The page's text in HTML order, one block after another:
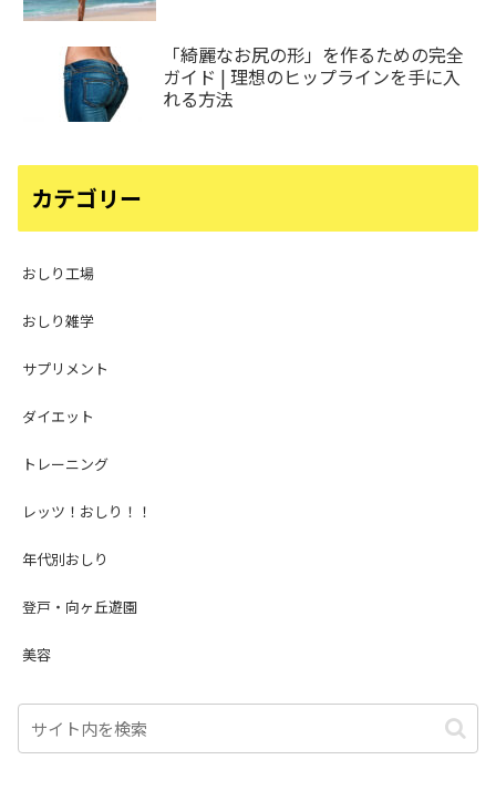
「綺麗なお尻の形」を作るための完全
ガイド | 理想のヒップラインを手に入
れる方法
カテゴリー
おしり工場
おしり雑学
サプリメント
ダイエット
トレーニング
レッツ！おしり！！
年代別おしり
登戸・向ヶ丘遊園
美容